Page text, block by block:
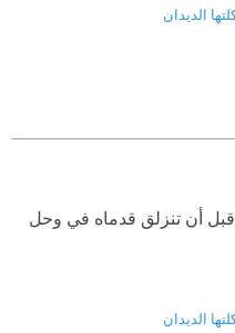
الديدان
أن تنزلق قدماه في وحل
الديدان